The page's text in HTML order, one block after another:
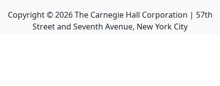
Copyright ©2026The Carnegie Hall Corporation | 57th
Street and Seventh Avenue, New York City